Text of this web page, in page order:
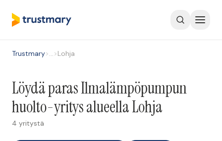
Trustmary>…>Lohja
Löydä paras Ilmalämpöpumpun
huolto-yritys alueella Lohja
4 yritystä